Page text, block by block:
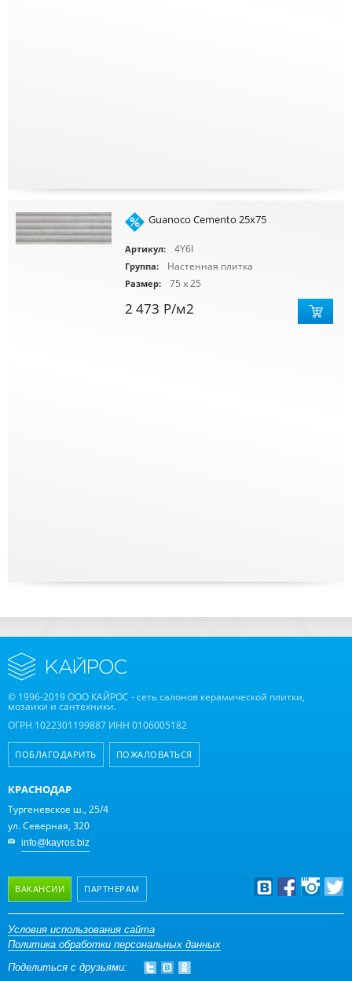
Guanoco Cemento 25x75
Артикул: 4Y6I
Группа: Настенная плитка
Размер: 75 x 25
2 473 Р/м2
© 1996-2019 ООО КАЙРОС - сеть салонов керамической плитки,
мозаики и сантехники.
ОГРН 1022301199887 ИНН 0106005182
ПОБЛАГОДАРИТЬ ПОЖАЛОВАТЬСЯ
КРАСНОДАР
Тургеневское ш., 25/4
ул. Северная, 320
info@kayros.biz
ВАКАНСИИ ПАРТНЕРАМ
Дизайнерам
Оптовым клиентам
Дилерам
Условия использования сайта
Политика обработки персональных данных
Поделиться с друзьями: